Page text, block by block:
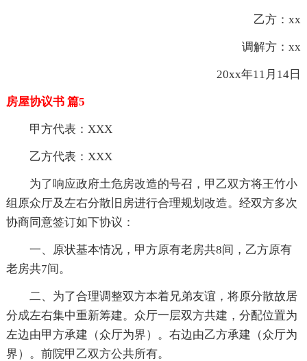
乙方：xx
调解方：xx
20xx年11月14日
房屋协议书 篇5
甲方代表：XXX
乙方代表：XXX
为了响应政府土危房改造的号召，甲乙双方将王竹小
组原众厅及左右分散旧房进行合理规划改造。经双方多次
协商同意签订如下协议：
一、原状基本情况，甲方原有老房共8间，乙方原有
老房共7间。
二、为了合理调整双方本着兄弟友谊，将原分散故居
分成左右集中重新筹建。众厅一层双方共建，分配位置为
左边由甲方承建（众厅为界）。右边由乙方承建（众厅为
界）。前院甲乙双方公共所有。